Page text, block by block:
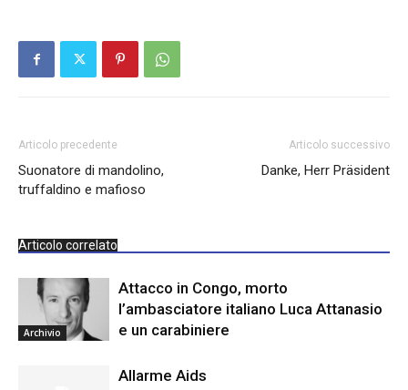
Articolo precedente
Suonatore di mandolino,
truffaldino e mafioso
Articolo successivo
Danke, Herr Präsident
Articolo correlato
Archivio
Attacco in Congo, morto
l’ambasciatore italiano Luca Attanasio
e un carabiniere
Allarme Aids